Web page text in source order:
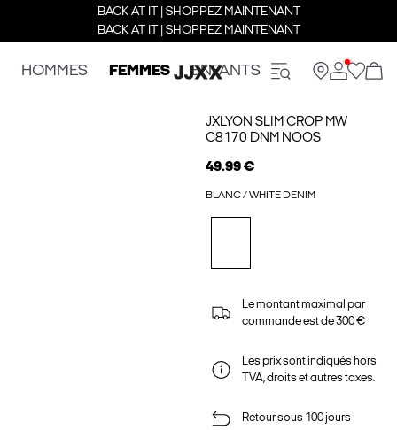
BACK AT IT | SHOPPEZ MAINTENANT
BACK AT IT | SHOPPEZ MAINTENANT
HOMMES FEMMES ENFANTS
JXLYON SLIM CROP MW
C8170 DNM NOOS
49.99 €
BLANC / WHITE DENIM
Le montant maximal par
commande est de 300 €
Les prix sont indiqués hors
TVA, droits et autres taxes.
Retour sous 100 jours